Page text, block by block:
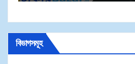
বিভাগসমূহ